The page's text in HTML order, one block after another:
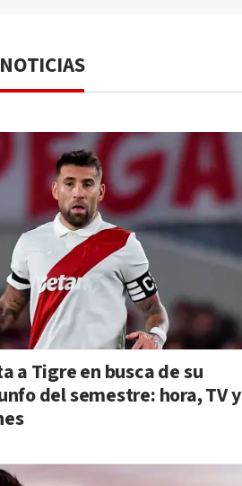
a Tigre en busca de su
del semestre: hora, TV y